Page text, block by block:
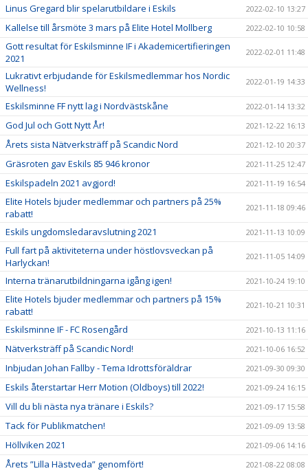
Linus Gregard blir spelarutbildare i Eskils 2022-02-10 13:27
Kallelse till årsmöte 3 mars på Elite Hotel Mollberg 2022-02-10 10:58
Gott resultat för Eskilsminne IF i Akademicertifieringen
2021
2022-02-01 11:48
Lukrativt erbjudande för Eskilsmedlemmar hos Nordic
Wellness!
2022-01-19 14:33
Eskilsminne FF nytt lag i Nordvästskåne 2022-01-14 13:32
God Jul och Gott Nytt År! 2021-12-22 16:13
Årets sista Nätverksträff på Scandic Nord 2021-12-10 20:37
Gräsroten gav Eskils 85 946 kronor 2021-11-25 12:47
Eskilspadeln 2021 avgjord! 2021-11-19 16:54
Elite Hotels bjuder medlemmar och partners på 25%
rabatt!
2021-11-18 09:46
Eskils ungdomsledaravslutning 2021 2021-11-13 10:09
Full fart på aktiviteterna under höstlovsveckan på
Harlyckan!
2021-11-05 14:09
Interna tränarutbildningarna igång igen! 2021-10-24 19:10
Elite Hotels bjuder medlemmar och partners på 15%
rabatt!
2021-10-21 10:31
Eskilsminne IF - FC Rosengård 2021-10-13 11:16
Nätverksträff på Scandic Nord! 2021-10-06 16:52
Inbjudan Johan Fallby - Tema Idrottsföräldrar 2021-09-30 09:30
Eskils återstartar Herr Motion (Oldboys) till 2022! 2021-09-24 16:15
Vill du bli nästa nya tränare i Eskils? 2021-09-17 15:58
Tack för Publikmatchen! 2021-09-09 13:58
Höllviken 2021 2021-09-06 14:16
Årets ”Lilla Hästveda” genomfört! 2021-08-22 08:08